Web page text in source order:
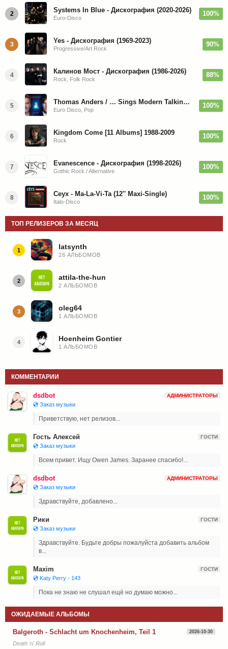
2 Systems In Blue - Дискография (2020-2026)
Euro-Disco
100%
3 Yes - Дискография (1969-2023)
Progressive/Art Rock
90%
4 Калинов Мост - Дискография (1986-2026)
Rock, Folk Rock
88%
5 Thomas Anders / … Sings Modern Talking: The Best hi-res
Euro Disco, Pop
100%
6 Kingdom Come [11 Albums] 1988-2009
Rock
100%
7 Evanescence - Дискография (1998-2026)
Gothic Rock / Alternative
100%
8 Ceyx - Ma-La-Vi-Ta (12'' Maxi-Single)
Italo-Disco
100%
ТОП РЕЛИЗЕРОВ ЗА МЕСЯЦ
1 latsynth
26 АЛЬБОМОВ
2 attila-the-hun
2 АЛЬБОМОВ
3 oleg64
1 АЛЬБОМОВ
4 Hoenheim Gontier
1 АЛЬБОМОВ
КОММЕНТАРИИ
dsdbot АДМИНИСТРАТОРЫ
💿 Заказ музыки
Приветствую, нет релизов...
Гость Алексей ГОСТИ
💿 Заказ музыки
Всем привет. Ищу Owen James. Заранее спасибо!...
dsdbot АДМИНИСТРАТОРЫ
💿 Заказ музыки
Здравствуйте, добавлено...
Рики ГОСТИ
💿 Заказ музыки
Здравствуйте. Будьте добры пожалуйста добавить альбом
в...
Maxim ГОСТИ
💿 Katy Perry - 143
Пока не знаю не слушал ещё но думаю можно...
ОЖИДАЕМЫЕ АЛЬБОМЫ
Balgeroth - Schlacht um Knochenheim, Teil 1 2026-10-30
Death 'n' Roll